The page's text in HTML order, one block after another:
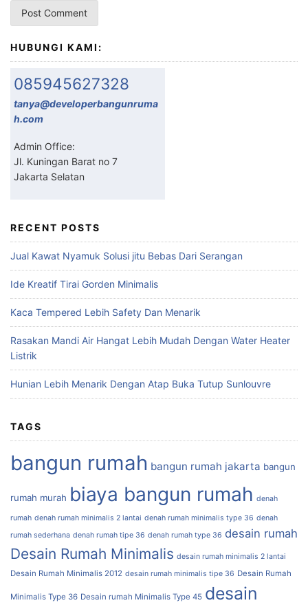
HUBUNGI KAMI:
085945627328
tanya@developerbangunruma
h.com
Admin Office:
Jl. Kuningan Barat no 7
Jakarta Selatan
RECENT POSTS
Jual Kawat Nyamuk Solusi jitu Bebas Dari Serangan
Ide Kreatif Tirai Gorden Minimalis
Kaca Tempered Lebih Safety Dan Menarik
Rasakan Mandi Air Hangat Lebih Mudah Dengan Water Heater
Listrik
Hunian Lebih Menarik Dengan Atap Buka Tutup Sunlouvre
TAGS
bangun rumah bangun rumah jakarta bangun
rumah murah biaya bangun rumah denah
rumah denah rumah minimalis 2 lantai denah rumah minimalis type 36 denah
rumah sederhana denah rumah tipe 36 denah rumah type 36 desain rumah
Desain Rumah Minimalis desain rumah minimalis 2 lantai
Desain Rumah Minimalis 2012 desain rumah minimalis tipe 36 Desain Rumah
Minimalis Type 36 Desain rumah Minimalis Type 45 desain